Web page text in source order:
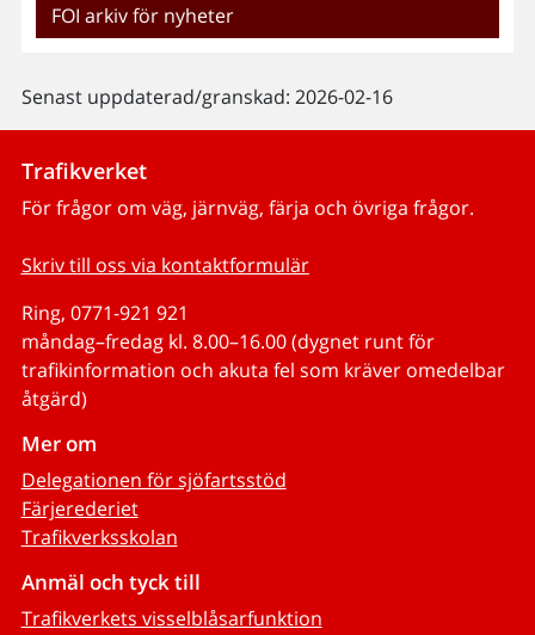
FOI arkiv för nyheter
Senast uppdaterad/granskad: 2026-02-16
Trafikverket
För frågor om väg, järnväg, färja och övriga frågor.
Skriv till oss via kontaktformulär
Ring, 0771-921 921
måndag–fredag kl. 8.00–16.00 (dygnet runt för
trafikinformation och akuta fel som kräver omedelbar
åtgärd)
Mer om
Delegationen för sjöfartsstöd
Färjerederiet
Trafikverksskolan
Anmäl och tyck till
Trafikverkets visselblåsarfunktion